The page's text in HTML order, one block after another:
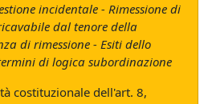
incidentale - Rimessione di
dal tenore della
di rimessione - Esiti dello
di logica subordinazione
costituzionale dell'art. 8,